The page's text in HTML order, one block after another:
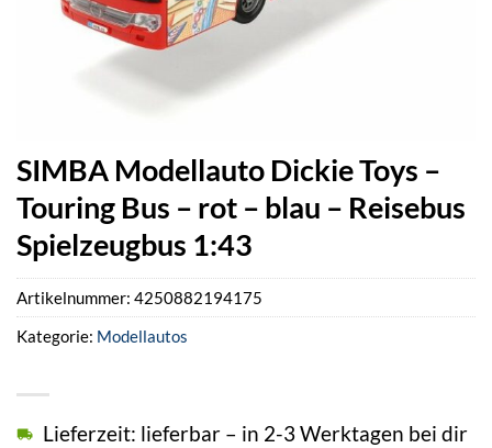
SIMBA Modellauto Dickie Toys –
Touring Bus – rot – blau – Reisebus
Spielzeugbus 1:43
Lieferzeit: lieferbar – in 2-3 Werktagen bei dir
Artikelnummer: 4250882194175
Kategorie: Modellautos